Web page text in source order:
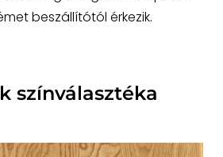
beszállítótól érkezik.
színválasztéka